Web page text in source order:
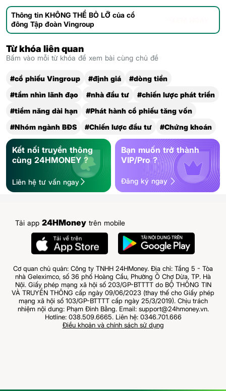
Thông tin KHÔNG THỂ BỎ LỠ của cổ
đông Tập đoàn Vingroup
Từ khóa liên quan
Bấm vào mỗi từ khóa để xem bài cùng chủ đề
#cổ phiếu Vingroup #định giá
#dòng tiền
#tầm nhìn lãnh đạo
#nhà đầu tư
#chiến lược phát triển
#tiềm năng dài hạn
#Phát hành cổ phiếu tăng vốn
#Nhóm ngành BĐS
#Chiến lược đầu tư #Chứng khoán
Kết nối truyền thông
cùng 24HMONEY ?
Liên hệ tư vấn ngay
Bạn muốn trở thành
VIP/Pro ?
Đăng ký ngay
Tải app 24HMoney trên mobile
Cơ quan chủ quản: Công ty TNHH 24HMoney. Địa chỉ: Tầng 5 - Tòa
nhà Geleximco, số 36 phố Hoàng Cầu, Phường Ô Chợ Dừa, TP. Hà
Nội. Giấy phép mạng xã hội số 203/GP-BTTTT do BỘ THÔNG TIN
VÀ TRUYỀN THÔNG cấp ngày 09/06/2023 (thay thế cho Giấy phép
mạng xã hội số 103/GP-BTTTT cấp ngày 25/3/2019). Chịu trách
nhiệm nội dung: Phạm Đình Bằng. Email: support@24hmoney.vn.
Hotline: 038.509.6665. Liên hệ: 0346.701.666
Điều khoản và chính sách sử dụng